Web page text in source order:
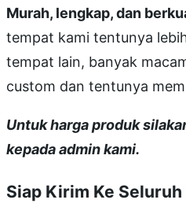
Murah, lengkap, dan
tempat kami tentunya
tempat lain, banyak
custom dan tentunya
Untuk harga produk
kepada admin kami.
Siap Kirim Ke